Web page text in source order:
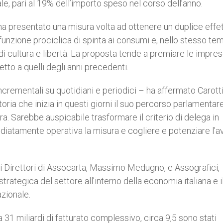
al 19% dell’importo speso nel corso dell’anno.
presentato una misura volta ad ottenere un duplice
prociclica di spinta ai consumi e, nello stesso
cultura e libertà. La proposta tende a premiare le
a quelli degli anni precedenti.
su quotidiani e periodici – ha affermato
che inizia in questi giorni il suo percorso
Sarebbe auspicabile trasformare il criterio di delega in
operativa la misura e cogliere e potenziare
di Assocarta, Massimo Medugno, e Assografici,
del settore all’interno della economia italiana e
31 miliardi di fatturato complessivo, circa 9,5 sono stati